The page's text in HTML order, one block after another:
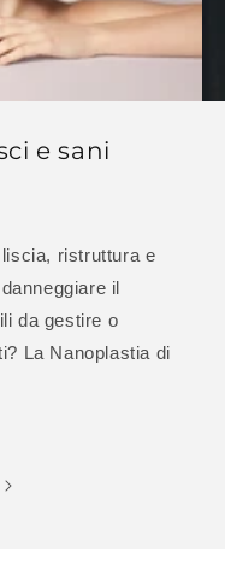
e sani
ristruttura e
il
da gestire o
La Nanoplastia di